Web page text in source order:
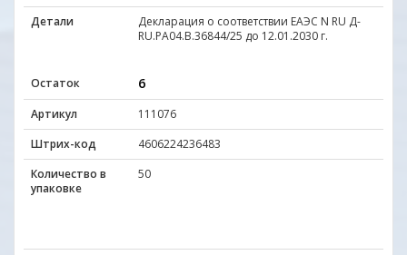
Детали
Декларация о соответствии ЕАЭС N RU Д-
RU.PA04.B.36844/25 до 12.01.2030 г.
Остаток 6
Артикул
111076
Штрих-код
4606224236483
Количество в
упаковке
50